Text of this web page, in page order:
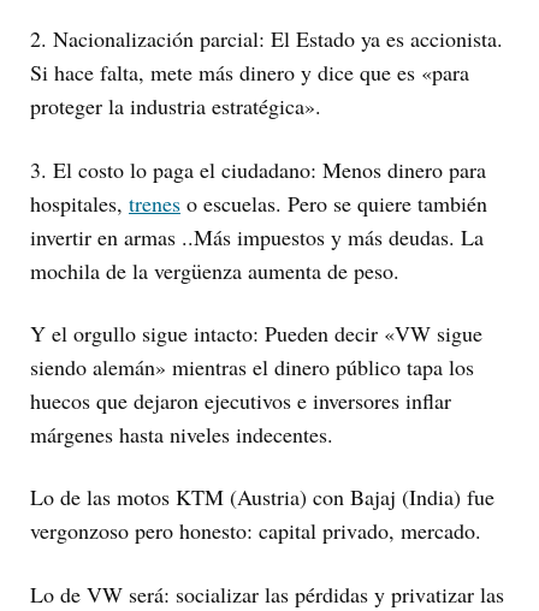
2. Nacionalización parcial: El Estado ya es accionista.
Si hace falta, mete más dinero y dice que es «para
proteger la industria estratégica».
3. El costo lo paga el ciudadano: Menos dinero para
hospitales, trenes o escuelas. Pero se quiere también
invertir en armas ..Más impuestos y más deudas. La
mochila de la vergüenza aumenta de peso.
Y el orgullo sigue intacto: Pueden decir «VW sigue
siendo alemán» mientras el dinero público tapa los
huecos que dejaron ejecutivos e inversores inflar
márgenes hasta niveles indecentes.
Lo de las motos KTM (Austria) con Bajaj (India) fue
vergonzoso pero honesto: capital privado, mercado.
Lo de VW será: socializar las pérdidas y privatizar las